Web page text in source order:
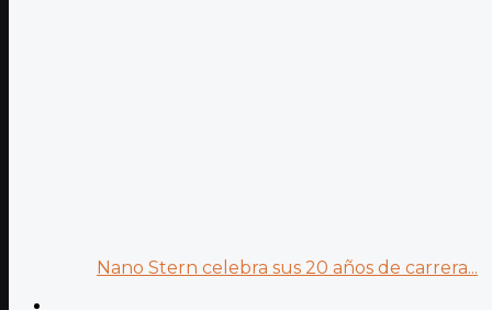
Nano Stern celebra sus 20 años de carrera...